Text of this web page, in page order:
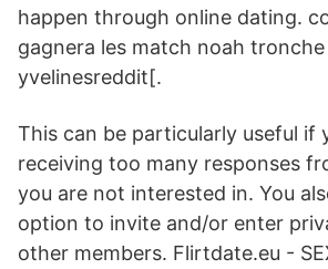
happen through online dating.
gagnera les match noah
yvelinesreddit[.
This can be particularly useful if
receiving too many responses
you are not interested in. You
option to invite and/or enter
other members. Flirtdate.eu -